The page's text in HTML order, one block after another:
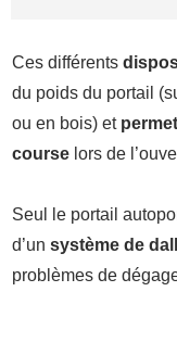
Ces différents
du poids du portail
ou en bois) et
course lors de
Seul le portail
d’un système de
problèmes de